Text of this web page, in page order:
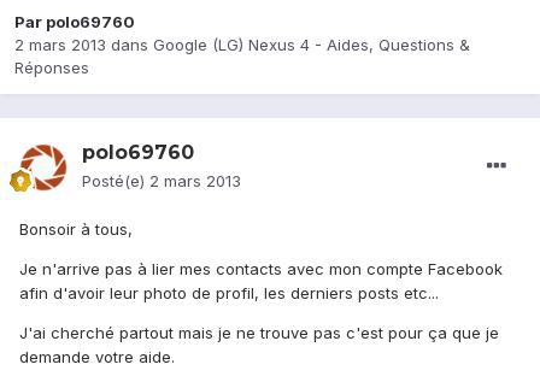
Par polo69760
2 mars 2013 dans Google (LG) Nexus 4 - Aides, Questions &
Réponses
polo69760
Posté(e) 2 mars 2013
Bonsoir à tous,
Je n'arrive pas à lier mes contacts avec mon compte Facebook
afin d'avoir leur photo de profil, les derniers posts etc...
J'ai cherché partout mais je ne trouve pas c'est pour ça que je
demande votre aide.